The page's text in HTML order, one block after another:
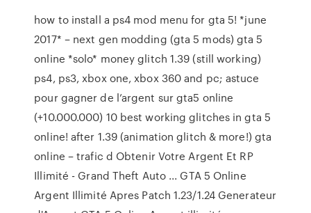
how to install a ps4 mod menu for gta 5! *june
2017* – next gen modding (gta 5 mods) gta 5
online *solo* money glitch 1.39 (still working)
ps4, ps3, xbox one, xbox 360 and pc; astuce
pour gagner de l’argent sur gta5 online
(+10.000.000) 10 best working glitches in gta 5
online! after 1.39 (animation glitch & more!) gta
online – trafic d Obtenir Votre Argent Et RP
Illimité - Grand Theft Auto ... GTA 5 Online
Argent Illimité Apres Patch 1.23/1.24 Generateur